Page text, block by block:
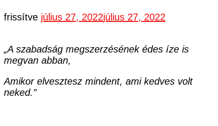
frissítve július 27, 2022július 27, 2022
„A szabadság megszerzésének édes íze is
megvan abban,
Amikor elvesztesz mindent, ami kedves volt
neked.”